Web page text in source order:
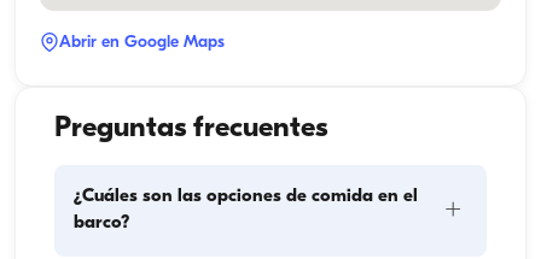
Abrir en Google Maps
Preguntas frecuentes
¿Cuáles son las opciones de comida en el
barco?
+